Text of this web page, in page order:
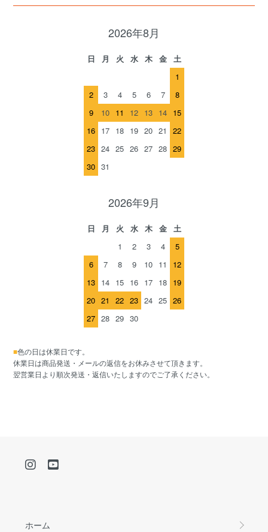
2026年8月
日 月 火 水 木 金
土
1
2
3 4 5 6 7
8
9
10 11 12 13 14 15
16 17 18 19 20 21
22
23 24 25 26 27 28 29
30 31
2026年9月
日 月 火 水 木 金
土
1
2 3 4
5
6
7 8 9 10 11
12
13 14 15 16 17 18 19
20 21 22 23 24 25 26
27 28 29 30
■色の日は休業日です。
休業日は商品発送・メールの返信をお休みさせて頂きます。
翌営業日より順次発送・返信いたしますのでご了承ください。
ホーム